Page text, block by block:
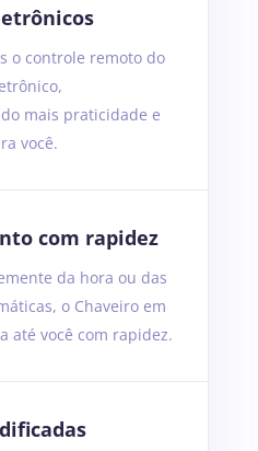
o controle remoto do
mais praticidade e
você.
com rapidez
da hora ou das
o Chaveiro em
até você com rapidez.